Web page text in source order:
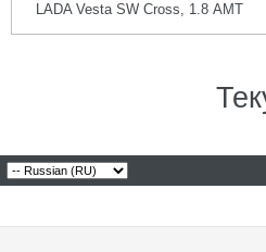
LADA Vesta SW Cross, 1.8 АМТ